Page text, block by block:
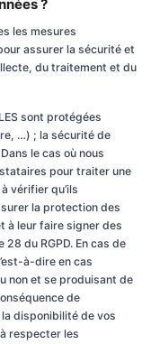
?
les mesures
assurer la sécurité et
du traitement et du
sont protégées
…) ; la sécurité de
le cas où nous
pour traiter une
vérifier qu’ils
la protection des
à leur faire signer des
du RGPD. En cas de
à-dire en cas
non et se produisant de
de
disponibilité de vos
respecter les